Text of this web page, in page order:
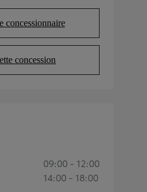
concessionnaire
in new tab)
concession
in new tab)
09:00 - 12:00
14:00 - 18:00